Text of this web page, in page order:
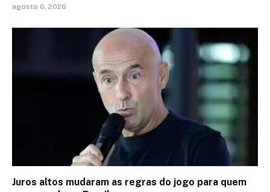
agosto 6, 2026
Juros altos mudaram as regras do jogo para quem